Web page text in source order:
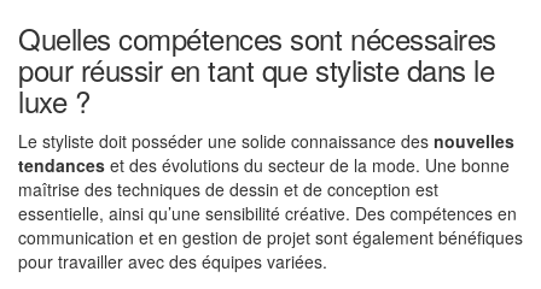
Quelles compétences sont nécessaires
pour réussir en tant que styliste dans le
luxe ?
Le styliste doit posséder une solide connaissance des nouvelles
tendances et des évolutions du secteur de la mode. Une bonne
maîtrise des techniques de dessin et de conception est
essentielle, ainsi qu’une sensibilité créative. Des compétences en
communication et en gestion de projet sont également bénéfiques
pour travailler avec des équipes variées.